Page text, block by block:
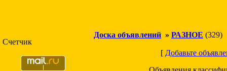
Счетчик
Доска объявлений » РАЗНОЕ (329)
[ Добавьте